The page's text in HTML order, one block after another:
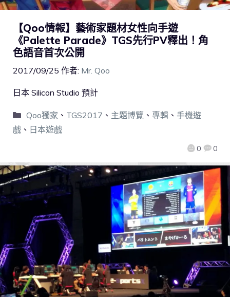
【Qoo情報】藝術家題材女性向手遊
《Palette Parade》TGS先行PV釋出！角
色語音首次公開
2017/09/25 作者: Mr. Qoo
0 0
日本 Silicon Studio 預計
Qoo獨家 、 TGS2017 、 主題博覽 、 專輯、 手機遊
戲 、 日本遊戲